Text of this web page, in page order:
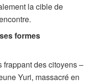
la cible de
formes
des citoyens –
Yuri, massacré en